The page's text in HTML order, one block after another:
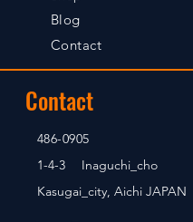
Blog
Contact
Contact
486-0905
1-4-3 Inaguchi_cho
Kasugai_city, Aichi JAPAN